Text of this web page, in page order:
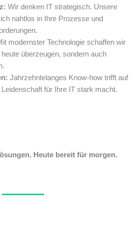
Wir denken IT strategisch. Unsere
nahtlos in Ihre Prozesse und
modernster Technologie schaffen wir
überzeugen, sondern auch
Jahrzehntelanges Know-how trifft auf
für Ihre IT stark macht.
Heute bereit für morgen.